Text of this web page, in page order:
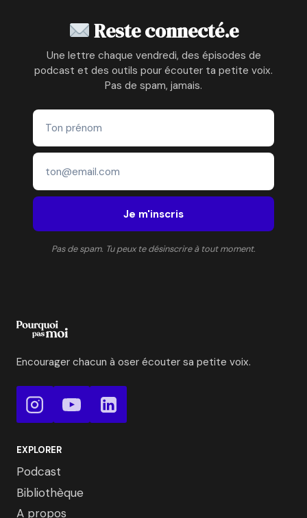
Reste connecté.e
Une lettre chaque vendredi, des épisodes de
podcast et des outils pour écouter ta petite voix.
Pas de spam, jamais.
Je m'inscris
Pas de spam. Tu peux te désinscrire à tout moment.
Encourager chacun à oser écouter sa petite voix.
EXPLORER
Podcast
Bibliothèque
A propos